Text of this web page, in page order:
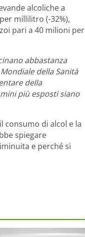
alcoliche a
millilitro (-32%),
pari a 40 milioni per
abbastanza
della Sanità
della
più esposti siano
consumo di alcol e la
spiegare
e perché si